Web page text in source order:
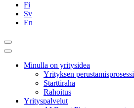
Fi
Sv
En
Hae
Päävalikko
Minulla on yritysidea
Yrityksen perustamisprosessi
Starttiraha
Rahoitus
Yrityspalvelut